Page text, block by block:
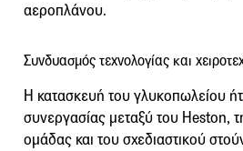
αεροπλάνου.
Συνδυασμός τεχνολογίας και
Η κατασκευή του γλυκοπωλείου
συνεργασίας μεταξύ του Heston,
ομάδας και του σχεδιαστικού